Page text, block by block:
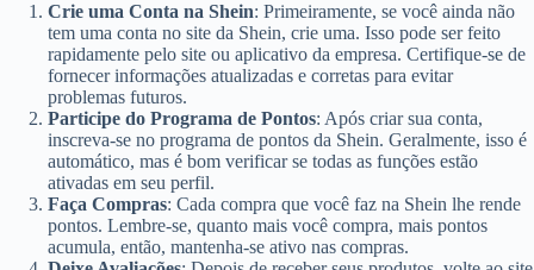
Crie uma Conta na Shein: Primeiramente, se você ainda não
tem uma conta no site da Shein, crie uma. Isso pode ser feito
rapidamente pelo site ou aplicativo da empresa. Certifique-se de
fornecer informações atualizadas e corretas para evitar
problemas futuros.
Participe do Programa de Pontos: Após criar sua conta,
inscreva-se no programa de pontos da Shein. Geralmente, isso é
automático, mas é bom verificar se todas as funções estão
ativadas em seu perfil.
Faça Compras: Cada compra que você faz na Shein lhe rende
pontos. Lembre-se, quanto mais você compra, mais pontos
acumula, então, mantenha-se ativo nas compras.